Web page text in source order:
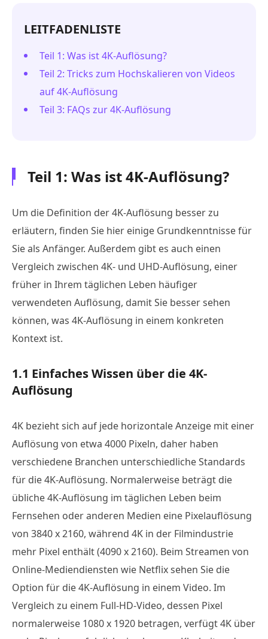
LEITFADENLISTE
Teil 1: Was ist 4K-Auflösung?
Teil 2: Tricks zum Hochskalieren von Videos
auf 4K-Auflösung
Teil 3: FAQs zur 4K-Auflösung
Teil 1: Was ist 4K-Auflösung?
Um die Definition der 4K-Auflösung besser zu
erläutern, finden Sie hier einige Grundkenntnisse für
Sie als Anfänger. Außerdem gibt es auch einen
Vergleich zwischen 4K- und UHD-Auflösung, einer
früher in Ihrem täglichen Leben häufiger
verwendeten Auflösung, damit Sie besser sehen
können, was 4K-Auflösung in einem konkreten
Kontext ist.
1.1 Einfaches Wissen über die 4K-
Auflösung
4K bezieht sich auf jede horizontale Anzeige mit einer
Auflösung von etwa 4000 Pixeln, daher haben
verschiedene Branchen unterschiedliche Standards
für die 4K-Auflösung. Normalerweise beträgt die
übliche 4K-Auflösung im täglichen Leben beim
Fernsehen oder anderen Medien eine Pixelauflösung
von 3840 x 2160, während 4K in der Filmindustrie
mehr Pixel enthält (4090 x 2160). Beim Streamen von
Online-Mediendiensten wie Netflix sehen Sie die
Option für die 4K-Auflösung in einem Video. Im
Vergleich zu einem Full-HD-Video, dessen Pixel
normalerweise 1080 x 1920 betragen, verfügt 4K über